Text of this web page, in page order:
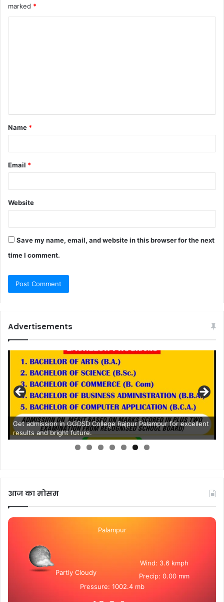
marked *
Name *
Email *
Website
Save my name, email, and website in this browser for the next
time I comment.
Advertisements
Get admission in GGDSD College Rajpur Palampur for excellent
results and bright future.
आज का मोसम
Palampur
Partly Cloudy
Wind: 3.6 kmph
Precip: 0.00 mm
Pressure: 1002.4 mb